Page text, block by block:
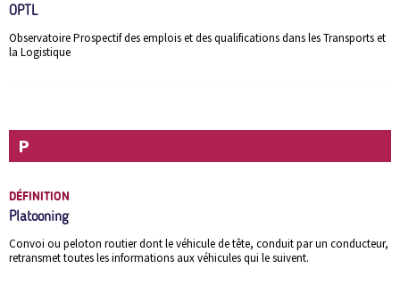
OPTL
Observatoire Prospectif des emplois et des qualifications dans les Transports et
la Logistique
P
DÉFINITION
Platooning
Convoi ou peloton routier dont le véhicule de tête, conduit par un conducteur,
retransmet toutes les informations aux véhicules qui le suivent.